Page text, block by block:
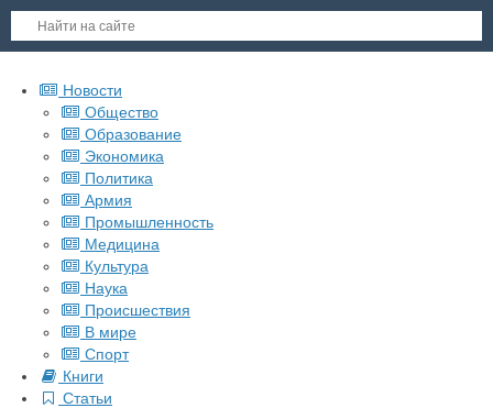
Новости
Общество
Образование
Экономика
Политика
Армия
Промышленность
Медицина
Культура
Наука
Происшествия
В мире
Спорт
Книги
Статьи